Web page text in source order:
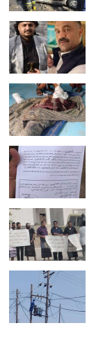
انتهاكات
تظهر جلية من
التزاماتها
إطلاق سراح
والمحتجزين